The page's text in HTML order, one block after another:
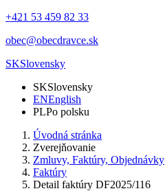
+421 53 459 82 33
obec@obecdravce.sk
SKSlovensky
SKSlovensky
ENEnglish
PLPo polsku
Úvodná stránka
Zverejňovanie
Zmluvy, Faktúry, Objednávky
Faktúry
Detail faktúry DF2025/116